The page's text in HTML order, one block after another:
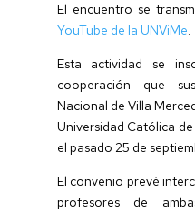
El encuentro se
YouTube de la UNViMe.
Esta actividad se
cooperación que
Nacional de Villa
Universidad Católica
el pasado 25 de
El convenio prevé
profesores de